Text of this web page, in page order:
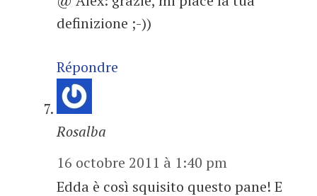
definizione ;-))
Répondre
Rosalba
16 octobre 2011 à 1:40 pm
Edda è così squisito questo pane! E